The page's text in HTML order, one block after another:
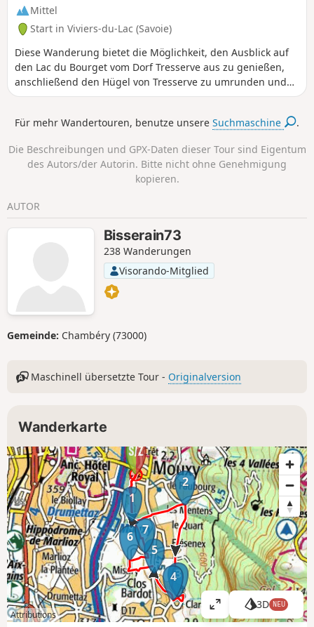
Mittel
Start in Viviers-du-Lac (Savoie)
Diese Wanderung bietet die Möglichkeit, den Ausblick auf
den Lac du Bourget vom Dorf Tresserve aus zu genießen,
anschließend den Hügel von Tresserve zu umrunden und
die Strände des Sees entlang des Radwegs zu erkunden.
Für mehr Wandertouren, benutze unsereSuchmaschine .
Die Beschreibungen und GPX-Daten dieser Tour sind Eigentum
des Autors/der Autorin. Bitte nicht ohne Genehmigung
kopieren.
AUTOR
Bisserain73
238 Wanderungen
Visorando-Mitglied
Gemeinde: Chambéry (73000)
Maschinell übersetzte Tour - Originalversion
Wanderkarte
1
2
3
4
5
6 7
Attributions
K
3D NEU